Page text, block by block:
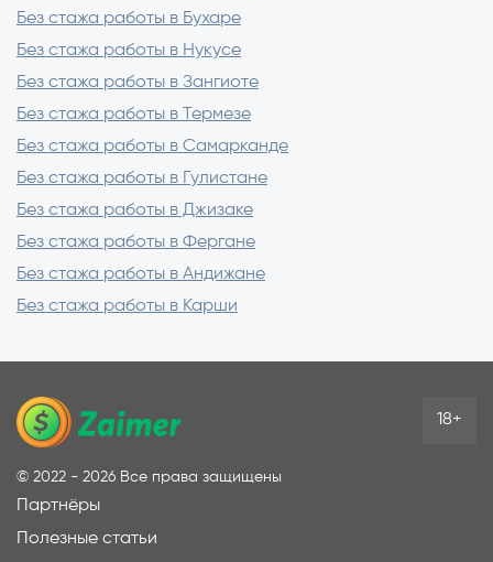
Без стажа работы в Бухаре
Без стажа работы в Нукусе
Без стажа работы в Зангиоте
Без стажа работы в Термезе
Без стажа работы в Самарканде
Без стажа работы в Гулистане
Без стажа работы в Джизаке
Без стажа работы в Фергане
Без стажа работы в Андижане
Без стажа работы в Карши
© 2022 - 2026 Все права защищены
Партнёры
Полезные статьи
18+